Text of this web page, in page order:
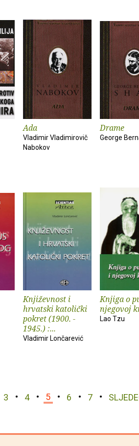
Ada
Vladimir Vladimirovič
Nabokov
Drame
George
Književnost i
hrvatski katolički
pokret (1900. -
1945.) :...
Vladimir Lončarević
Knjiga o
njegovoj
Lao Tzu
3 4 5 6 7